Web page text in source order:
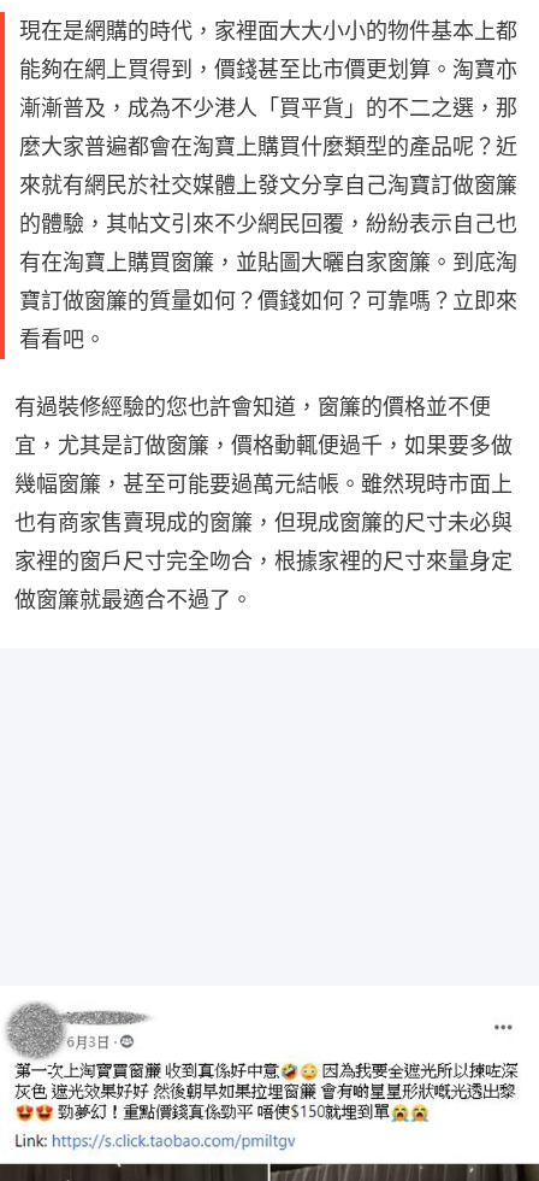
現在是網購的時代，家裡面大大小小的物件基本上都
能夠在網上買得到，價錢甚至比市價更划算。淘寶亦
漸漸普及，成為不少港人「買平貨」的不二之選，那
麼大家普遍都會在淘寶上購買什麼類型的產品呢？近
來就有網民於社交媒體上發文分享自己淘寶訂做窗簾
的體驗，其帖文引來不少網民回覆，紛紛表示自己也
有在淘寶上購買窗簾，並貼圖大曬自家窗簾。到底淘
寶訂做窗簾的質量如何？價錢如何？可靠嗎？立即來
看看吧。
有過裝修經驗的您也許會知道，窗簾的價格並不便
宜，尤其是訂做窗簾，價格動輒便過千，如果要多做
幾幅窗簾，甚至可能要過萬元結帳。雖然現時市面上
也有商家售賣現成的窗簾，但現成窗簾的尺寸未必與
家裡的窗戶尺寸完全吻合，根據家裡的尺寸來量身定
做窗簾就最適合不過了。